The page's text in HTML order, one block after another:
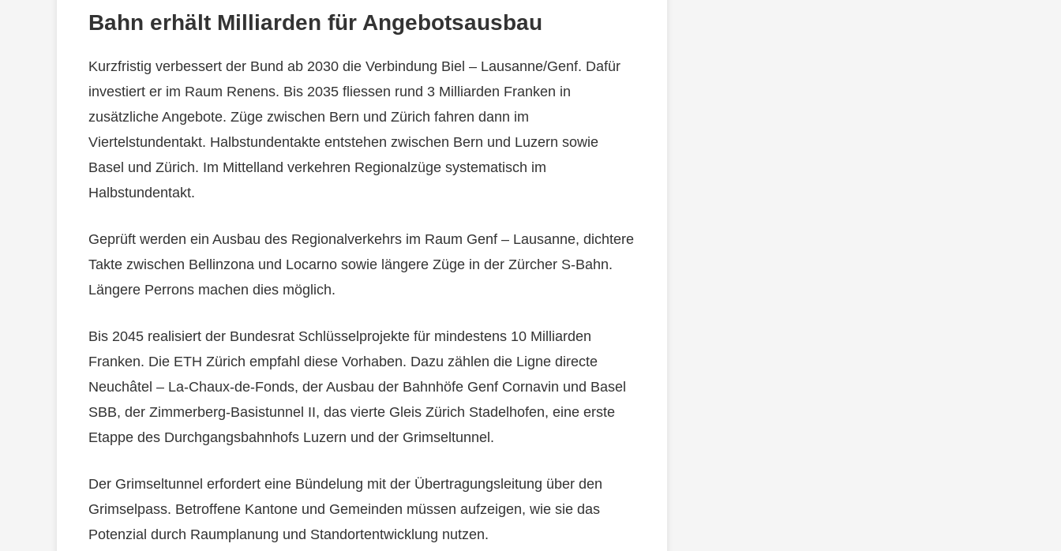
Bahn erhält Milliarden für Angebotsausbau
Kurzfristig verbessert der Bund ab 2030 die Verbindung Biel – Lausanne/Genf. Dafür
investiert er im Raum Renens. Bis 2035 fliessen rund 3 Milliarden Franken in
zusätzliche Angebote. Züge zwischen Bern und Zürich fahren dann im
Viertelstundentakt. Halbstundentakte entstehen zwischen Bern und Luzern sowie
Basel und Zürich. Im Mittelland verkehren Regionalzüge systematisch im
Halbstundentakt.
Geprüft werden ein Ausbau des Regionalverkehrs im Raum Genf – Lausanne, dichtere
Takte zwischen Bellinzona und Locarno sowie längere Züge in der Zürcher S-Bahn.
Längere Perrons machen dies möglich.
Bis 2045 realisiert der Bundesrat Schlüsselprojekte für mindestens 10 Milliarden
Franken. Die ETH Zürich empfahl diese Vorhaben. Dazu zählen die Ligne directe
Neuchâtel – La-Chaux-de-Fonds, der Ausbau der Bahnhöfe Genf Cornavin und Basel
SBB, der Zimmerberg-Basistunnel II, das vierte Gleis Zürich Stadelhofen, eine erste
Etappe des Durchgangsbahnhofs Luzern und der Grimseltunnel.
Der Grimseltunnel erfordert eine Bündelung mit der Übertragungsleitung über den
Grimselpass. Betroffene Kantone und Gemeinden müssen aufzeigen, wie sie das
Potenzial durch Raumplanung und Standortentwicklung nutzen.